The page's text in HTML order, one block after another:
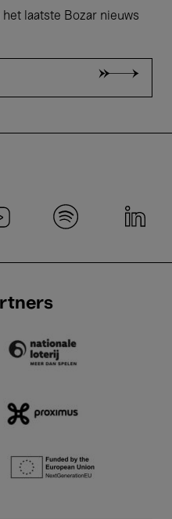
laatste Bozar nieuws